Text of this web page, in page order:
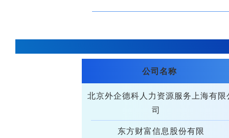
公司名称
北京外企德科人力资源服务上海有限
司
东方财富信息股份有限